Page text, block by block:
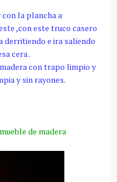
la plancha a
,con este truco casero
derritiendo e ira saliendo
cera .
con trapo limpio y
y sin rayones.
de madera